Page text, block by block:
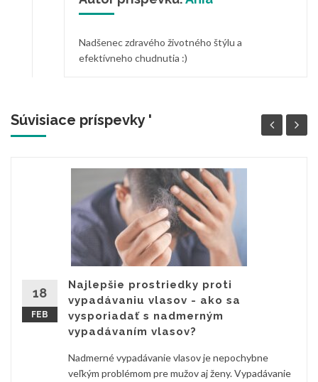
Nadšenec zdravého životného štýlu a
efektívneho chudnutia :)
Súvisiace príspevky '
18
FEB
Najlepšie prostriedky proti
vypadávaniu vlasov - ako sa
vysporiadať s nadmerným
vypadávaním vlasov?
Nadmerné vypadávanie vlasov je nepochybne
veľkým problémom pre mužov aj ženy. Vypadávanie